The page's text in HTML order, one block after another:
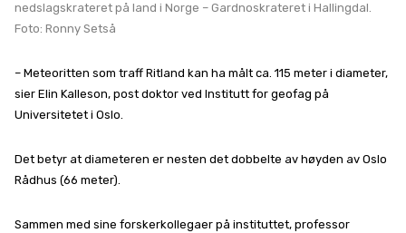
nedslagskrateret på land i Norge – Gardnoskrateret i Hallingdal.
Foto: Ronny Setså
– Meteoritten som traff Ritland kan ha målt ca. 115 meter i diameter,
sier Elin Kalleson, post doktor ved Institutt for geofag på
Universitetet i Oslo.
Det betyr at diameteren er nesten det dobbelte av høyden av Oslo
Rådhus (66 meter).
Sammen med sine forskerkollegaer på instituttet, professor